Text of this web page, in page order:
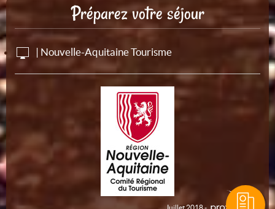
Préparez votre séjour
| Nouvelle-Aquitaine Tourisme